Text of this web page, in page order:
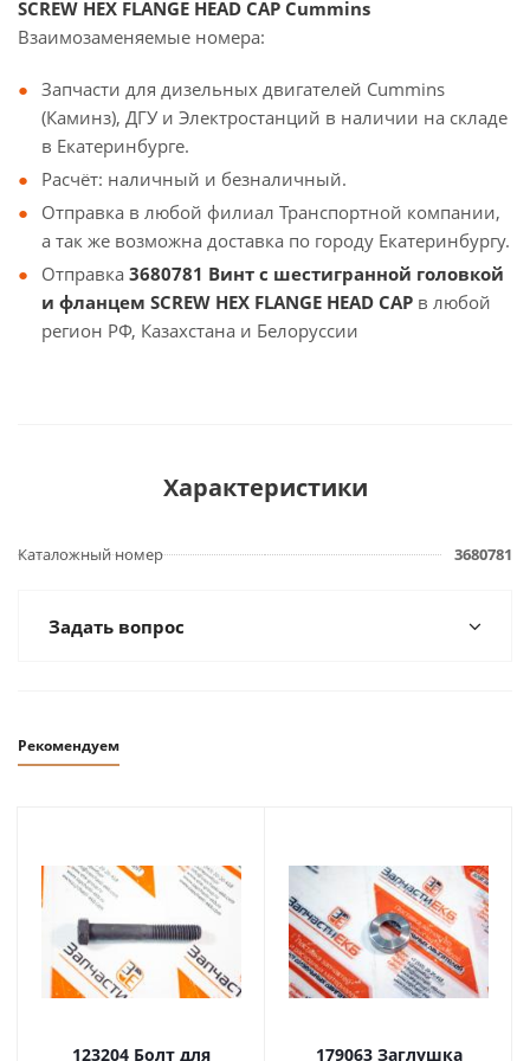
SCREW HEX FLANGE HEAD CAP Cummins
Взаимозаменяемые номера:
Запчасти для дизельных двигателей Cummins
(Каминз), ДГУ и Электростанций в наличии на складе
в Екатеринбурге.
Расчёт: наличный и безналичный.
Отправка в любой филиал Транспортной компании,
а так же возможна доставка по городу Екатеринбургу.
Отправка 3680781 Винт с шестигранной головкой
и фланцем SCREW HEX FLANGE HEAD CAP в любой
регион РФ, Казахстана и Белоруссии
Характеристики
Каталожный номер 3680781
Задать вопрос
Рекомендуем
123204 Болт для 179063 Заглушка